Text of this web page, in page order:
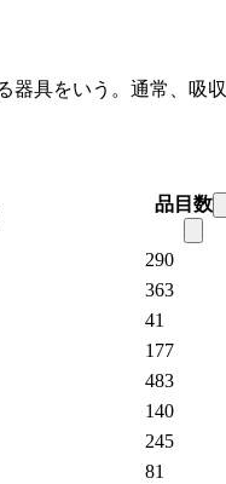
具をいう。通常、吸
品目数
290
363
41
177
483
140
245
81